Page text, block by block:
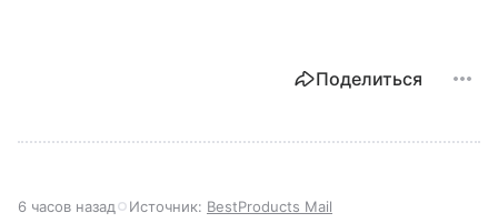
Поделиться
6 часов назад Источник: BestProducts Mail